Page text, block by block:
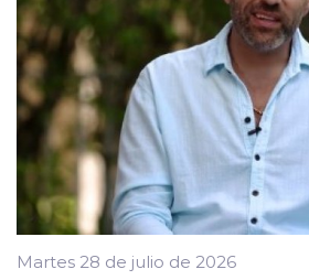
Martes 28 de julio de 2026